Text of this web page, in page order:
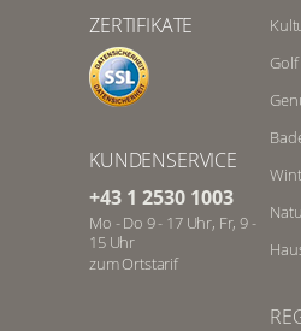
ZERTIFIKATE
KUNDENSERVICE
+43 1 2530 1003
Mo - Do 9 - 17 Uhr, Fr, 9 -
15 Uhr
zum Ortstarif
Golf